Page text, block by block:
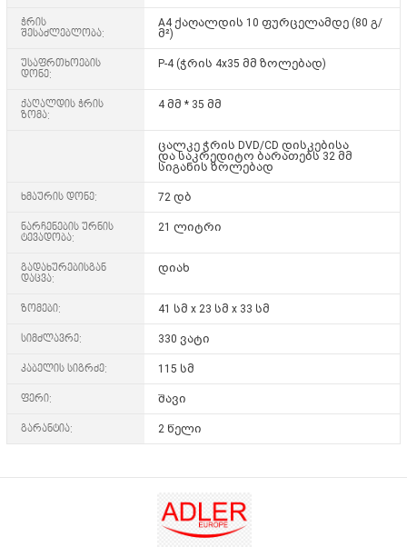
ჭრის
შესაძლებლობა:
A4 ქაღალდის 10 ფურცელამდე (80 გ/
მ²)
უსაფრთხოების
დონე:
P-4 (ჭრის 4x35 მმ ზოლებად)
ქაღალდის ჭრის
ზომა:
4 მმ * 35 მმ
ცალკე ჭრის DVD/CD დისკებისა
და საკრედიტო ბარათებს 32 მმ
სიგანის ზოლებად
ხმაურის დონე: 72 დბ
ნარჩენების ურნის
ტევადობა:
21 ლიტრი
გადახურებისგან
დაცვა:
დიახ
ზომები: 41 სმ x 23 სმ x 33 სმ
სიმძლავრე: 330 ვატი
კაბელის სიგრძე: 115 სმ
ფერი: შავი
გარანტია: 2 წელი